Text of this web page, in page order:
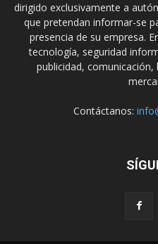
dirigido exclusivamente a
que pretendan informar-se
presencia de su empresa.
tecnología, seguridad
publicidad,
Contáctanos: